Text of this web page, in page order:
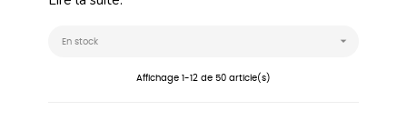
En stock 
Affichage 1-12 de 50 article(s)